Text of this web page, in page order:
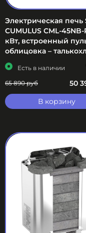
Электрическая печь
CUMULUS CML-45NB-
кВт, встроенный
облицовка –
Есть в наличии
65 890 руб
50
В корзину